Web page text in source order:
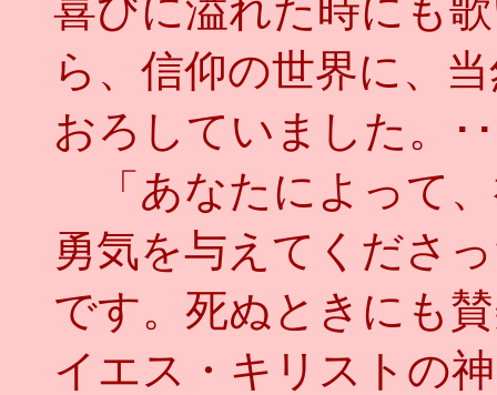
喜びに溢れた時にも
ら、信仰の世界に、
おろしていました。･
「あなたによって
勇気を与えてくださ
です。死ぬときにも
イエス・キリストの